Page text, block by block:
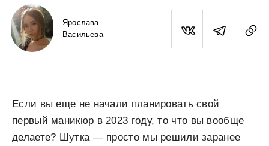
Ярослава
Васильева
Если вы еще не начали планировать свой
первый маникюр в 2023 году, то что вы вообще
делаете? Шутка — просто мы решили заранее